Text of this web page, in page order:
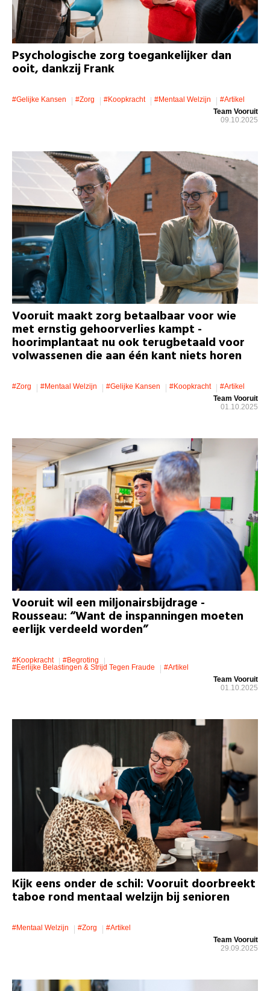
Psychologische zorg toegankelijker dan
ooit, dankzij Frank
#gelijke Kansen #zorg #koopkracht #mentaal Welzijn
#artikel
Team Vooruit
09.10.2025
Vooruit maakt zorg betaalbaar voor wie
met ernstig gehoorverlies kampt -
hoorimplantaat nu ook terugbetaald voor
volwassenen die aan één kant niets horen
#zorg #mentaal Welzijn #gelijke Kansen #koopkracht
#artikel
Team Vooruit
01.10.2025
Vooruit wil een miljonairsbijdrage -
Rousseau: “Want de inspanningen moeten
eerlijk verdeeld worden”
#koopkracht
#Begroting
#eerlijke Belastingen & Strijd Tegen Fraude
#artikel
Team Vooruit
01.10.2025
Kijk eens onder de schil: Vooruit doorbreekt
taboe rond mentaal welzijn bij senioren
#mentaal Welzijn #zorg
#artikel
Team Vooruit
29.09.2025